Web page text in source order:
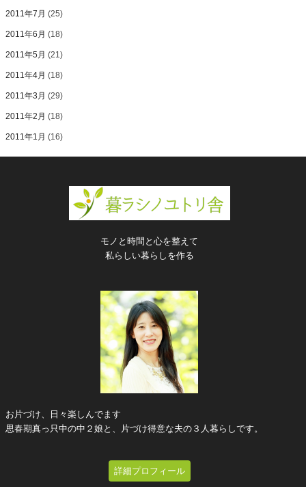
2011年7月 (25)
2011年6月 (18)
2011年5月 (21)
2011年4月 (18)
2011年3月 (29)
2011年2月 (18)
2011年1月 (16)
モノと時間と心を整えて
私らしい暮らしを作る
お片づけ、日々楽しんでます
思春期真っ只中の中２娘と、片づけ得意な夫の３人暮らしです。
詳細プロフィール